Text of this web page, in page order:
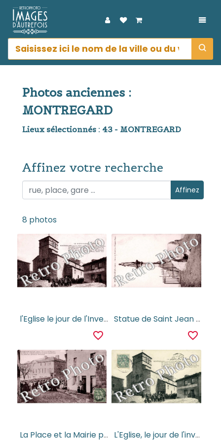
Photos anciennes :
MONTREGARD
Lieux sélectionnés : 43 - MONTREGARD
Affinez votre recherche
Affinez votre recherche Affinez
8 photos
l'Eglise le jour de l'Inventaire
favorite_border
Statue de Saint Jean François Regis
favorite_border
La Place et la Mairie pendant les Arrestations L'Eglise, le jour de l'inventaire